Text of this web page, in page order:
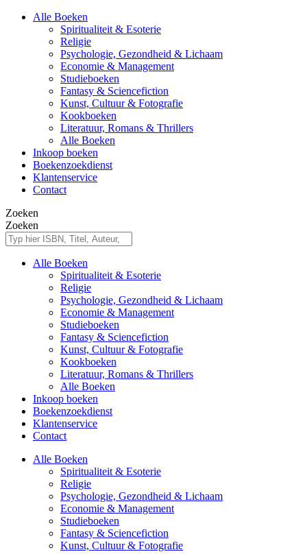
Alle Boeken
Spiritualiteit & Esoterie
Religie
Psychologie, Gezondheid & Lichaam
Economie & Management
Studieboeken
Fantasy & Sciencefiction
Kunst, Cultuur & Fotografie
Kookboeken
Literatuur, Romans & Thrillers
Alle Boeken
Inkoop boeken
Boekenzoekdienst
Klantenservice
Contact
Zoeken
Zoeken
Alle Boeken
Spiritualiteit & Esoterie
Religie
Psychologie, Gezondheid & Lichaam
Economie & Management
Studieboeken
Fantasy & Sciencefiction
Kunst, Cultuur & Fotografie
Kookboeken
Literatuur, Romans & Thrillers
Alle Boeken
Inkoop boeken
Boekenzoekdienst
Klantenservice
Contact
Alle Boeken
Spiritualiteit & Esoterie
Religie
Psychologie, Gezondheid & Lichaam
Economie & Management
Studieboeken
Fantasy & Sciencefiction
Kunst, Cultuur & Fotografie